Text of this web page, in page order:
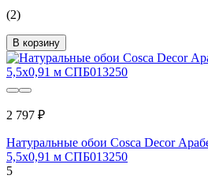
(2)
В корзину
2 797 ₽
Натуральные обои Cosca Decor
5,5x0,91 м СПБ013250
5